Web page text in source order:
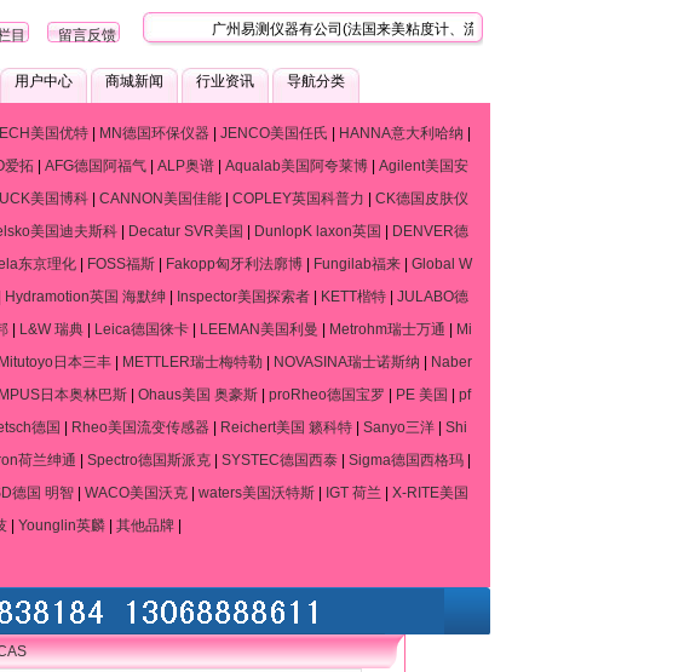
广州易测仪器有公司(法国来美粘度计、流变仪、质构仪技术服务中心)，是一
目 留言反馈
用户中心 商城新闻 行业资讯 导航分类
美国优特| MN德国环保仪器| JENCO美国任氏 HANNA意大利哈纳
爱拓 AFG德国阿福气 ALP奥谱 Aqualab美国阿夸莱博
Agilent美国安
美国博科 CANNON美国佳能 COPLEY英国科普力
CK德国皮肤仪
美国迪夫斯科 Decatur SVR美国 DunlopK laxon英国
DENVER德
东京理化 FOSS福斯 Fakopp匈牙利法廓博 Fungilab福来
Global W
Hydramotion英国 海默绅 Inspector美国探索者 KETT楷特
JULABO德
| L&W 瑞典| Leica德国徕卡| LEEMAN美国利曼 Metrohm瑞士万通
Mi
Mitutoyo日本三丰| METTLER瑞士梅特勒 NOVASINA瑞士诺斯纳
Naber
日本奥林巴斯 Ohaus美国 奥豪斯 proRheo德国宝罗 PE 美国
pf
德国 Rheo美国流变传感器 Reichert美国 籁科特 Sanyo三洋
Shi
荷兰绅通 Spectro德国斯派克| SYSTEC德国西泰| Sigma德国西格玛|
德国 明智 WACO美国沃克 waters美国沃特斯 IGT 荷兰
X-RITE美国
Younglin英麟 其他品牌